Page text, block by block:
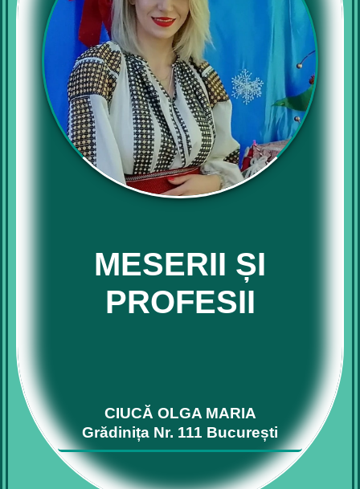
MESERII ȘI
PROFESII
CIUCĂ OLGA MARIA
Grădinița Nr. 111 București